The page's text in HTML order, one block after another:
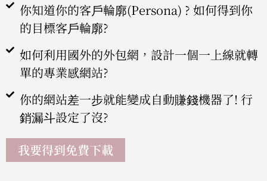
你知道你的客戶輪廓(Persona) ? 如何得到你
的目標客戶輪廓?
如何利用國外的外包網，設計一個一上線就轉
單的專業感網站?
你的網站差一步就能變成自動賺錢機器了! 行
銷漏斗設定了沒?
我要得到免費下載